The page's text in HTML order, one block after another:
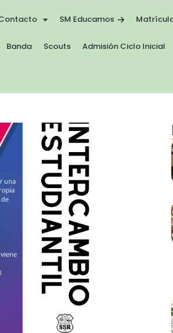
SM Educamos
Banda Scouts Admisión Ciclo Inicial